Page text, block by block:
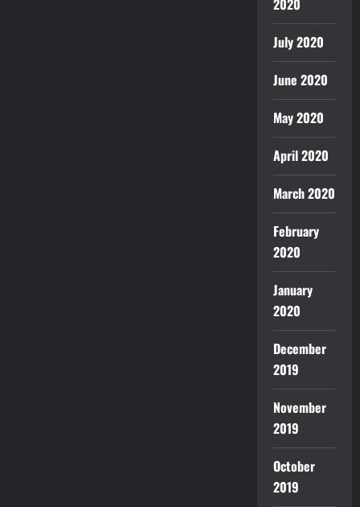
2020
July 2020
June 2020
May 2020
April 2020
March 2020
February
2020
January
2020
December
2019
November
2019
October
2019